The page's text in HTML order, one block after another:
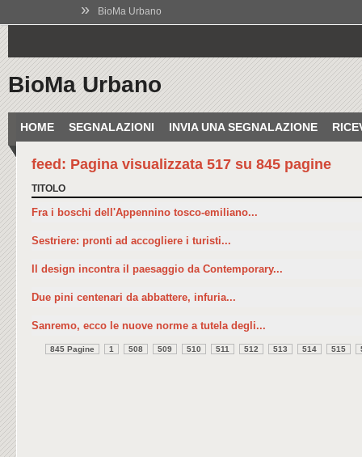
» BioMa Urbano
BioMa Urbano
HOME SEGNALAZIONI INVIA UNA SEGNALAZIONE
feed: Pagina visualizzata 517 su 845 pagine
TITOLO
Fra i boschi dell'Appennino tosco-emiliano...
Sestriere: pronti ad accogliere i turisti...
Il design incontra il paesaggio da Contemporary...
Due pini centenari da abbattere, infuria...
Sanremo, ecco le nuove norme a tutela degli...
845 Pagine 1 508 509 510 511 512 513 514 515